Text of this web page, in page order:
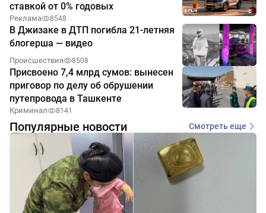
ставкой от 0% годовых
Реклама 8548
В Джизаке в ДТП погибла 21-летняя
блогерша — видео
Происшествия 8508
Присвоено 7,4 млрд сумов: вынесен
приговор по делу об обрушении
путепровода в Ташкенте
Криминал 8141
Популярные новости Смотреть еще